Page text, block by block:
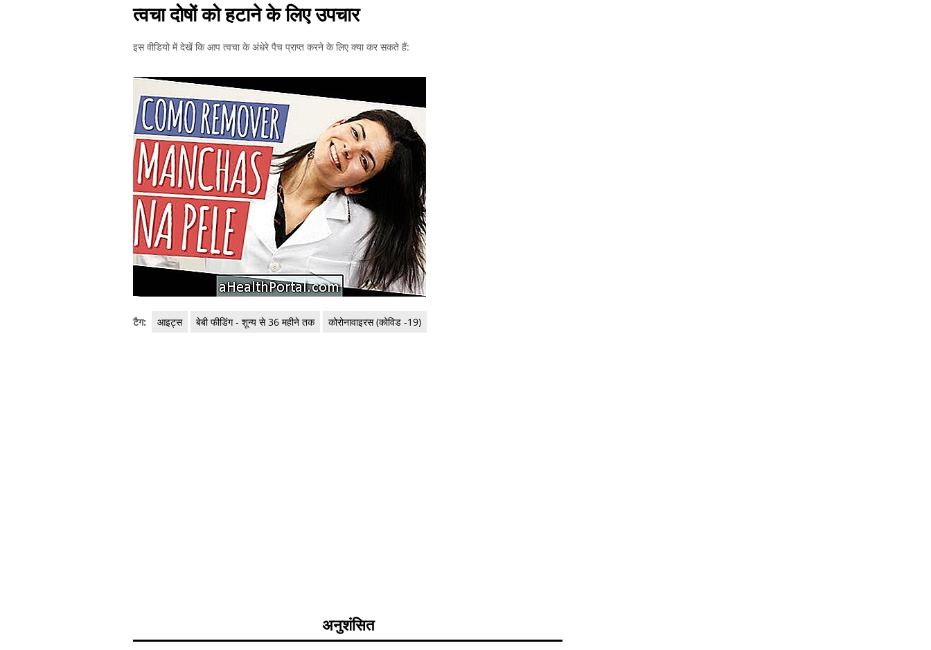
त्वचा दोषों को हटाने के लिए उपचार
इस वीडियो में देखें कि आप त्वचा के अंधेरे पैच प्राप्त करने के लिए क्या कर सकते हैं:
टैग: आइट्स बेबी फीडिंग - शून्य से 36 महीने तक कोरोनावाइरस (कोविड -19)
अनुशंसित